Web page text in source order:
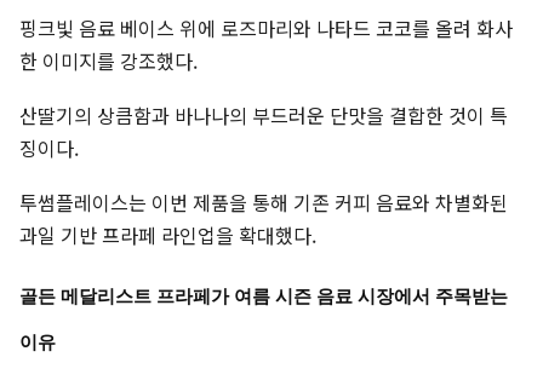
핑크빛 음료 베이스 위에 로즈마리와 나타드 코코를 올려 화사
한 이미지를 강조했다.
산딸기의 상큼함과 바나나의 부드러운 단맛을 결합한 것이 특
징이다.
투썸플레이스는 이번 제품을 통해 기존 커피 음료와 차별화된
과일 기반 프라페 라인업을 확대했다.
골든 메달리스트 프라페가 여름 시즌 음료 시장에서 주목받는
이유